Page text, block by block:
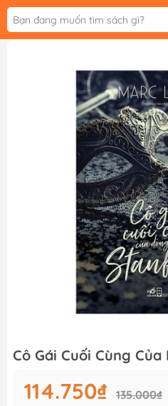
Cô Gái Cuối Cùng
114.750₫ 135.000₫